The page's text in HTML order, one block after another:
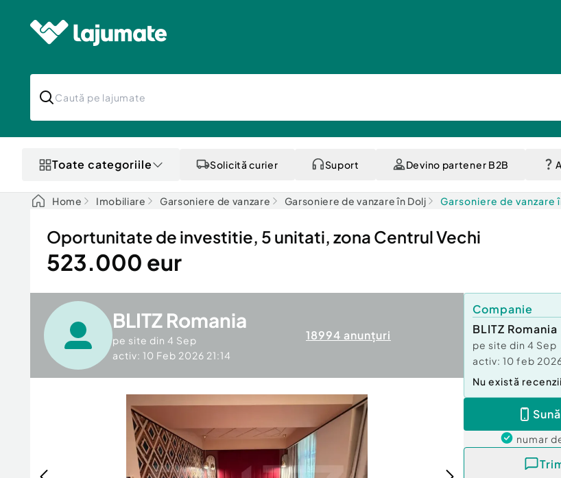
Toate categoriile Solicită curier Suport Devino partener B2B
Home Imobiliare Garsoniere de vanzare Garsoniere de vanzare în Dolj Garsoniere de vanzare
Oportunitate de investitie, 5 unitati, zona Centrul Vechi
523.000 eur
BLITZ Romania
pe site din 4 Sep
activ: 10 Feb 2026 21:14
18994 anunțuri
Companie
BLITZ Romania
pe site din 4 Sep
activ: 10 feb
Nu există recenzii
numar